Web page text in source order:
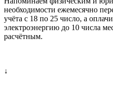
необходимости ежемесячно
учёта с 18 по 25 число, а
электроэнергию до 10 числа
расчётным.
↓